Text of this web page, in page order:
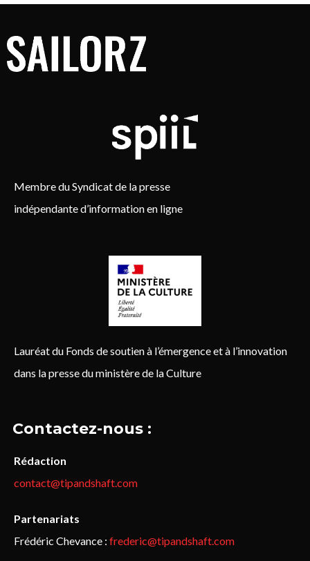
Membre du Syndicat de la presse
indépendante d’information en ligne
Lauréat du Fonds de soutien à l’émergence et à l’innovation
dans la presse du ministère de la Culture
Contactez-nous :
Rédaction
contact@tipandshaft.com
Partenariats
Frédéric Chevance : frederic@tipandshaft.com